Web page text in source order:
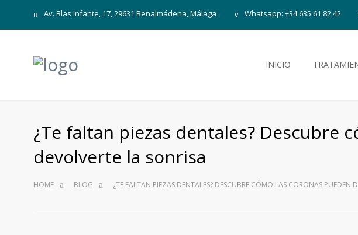
Av. Blas Infante, 17, 29631 Benalmádena, Málaga Whatsapp: +34 635 61 82 42
INICIO
¿Te faltan piezas dentales? Descubre
devolverte la sonrisa
HOME BLOG ¿TE FALTAN PIEZAS DENTALES? DESCUBRE CÓMO LAS CORONAS PUEDEN